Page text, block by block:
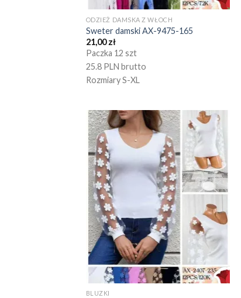
ODZIEŻ DAMSKA Z WŁOCH
Sweter damski AX-9475-165
21,00zł
Paczka 12 szt
25.8 PLN brutto
Rozmiary S-XL
BLUZKI